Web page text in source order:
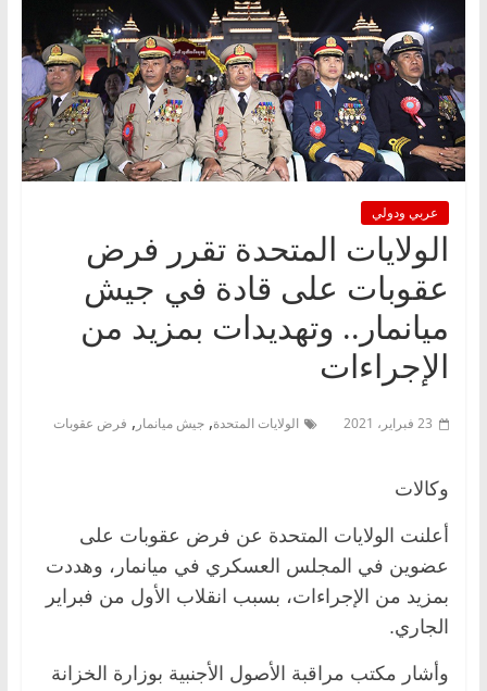
عربي ودولي
الولايات المتحدة تقرر فرض
عقوبات على قادة في جيش
ميانمار.. وتهديدات بمزيد من
الإجراءات
23 فبراير، 2021 الولايات المتحدة, جيش ميانمار , فرض عقوبات
وكالات
أعلنت الولايات المتحدة عن فرض عقوبات على
عضوين في المجلس العسكري في ميانمار، وهددت
بمزيد من الإجراءات، بسبب انقلاب الأول من فبراير
الجاري.
وأشار مكتب مراقبة الأصول الأجنبية بوزارة الخزانة